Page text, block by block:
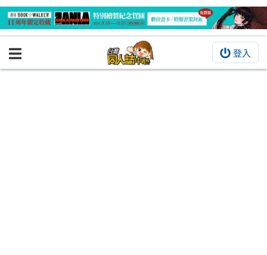
登入
BOOKY書集倉庫